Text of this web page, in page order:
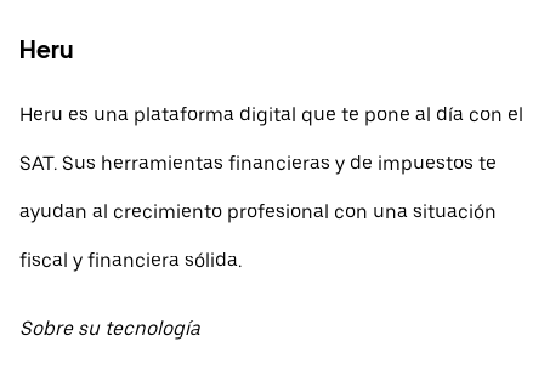
Heru
Heru es una plataforma digital que te pone al día con el
SAT. Sus herramientas financieras y de impuestos te
ayudan al crecimiento profesional con una situación
fiscal y financiera sólida.
Sobre su tecnología